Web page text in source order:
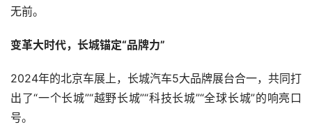
无前。
变革大时代，长城锚定“品牌力”
2024年的北京车展上，长城汽车5大品牌展台合一，共同打
出了“一个长城”“越野长城”“科技长城”“全球长城”的响亮口
号。